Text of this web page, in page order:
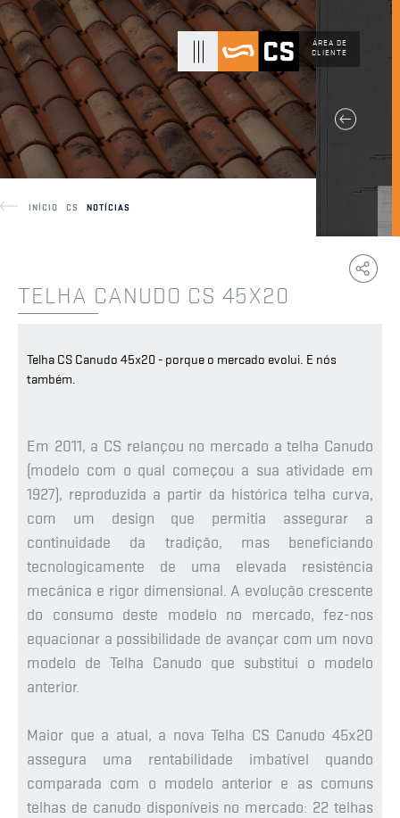
ÁREA DE
CLIENTE
INÍCIO CS NOTÍCIAS
Copy
Link
TELHA CANUDO CS 45X20
Telha CS Canudo 45x20 - porque o mercado evolui. E nós
também.
Em 2011, a CS relançou no mercado a telha Canudo
(modelo com o qual começou a sua atividade em
1927), reproduzida a partir da histórica telha curva,
com um design que permitia assegurar a
continuidade da tradição, mas beneficiando
tecnologicamente de uma elevada resistência
mecânica e rigor dimensional. A evolução crescente
do consumo deste modelo no mercado, fez-nos
equacionar a possibilidade de avançar com um novo
modelo de Telha Canudo que substitui o modelo
anterior.
Maior que a atual, a nova Telha CS Canudo 45x20
assegura uma rentabilidade imbatível quando
comparada com o modelo anterior e as comuns
telhas de canudo disponíveis no mercado: 22 telhas